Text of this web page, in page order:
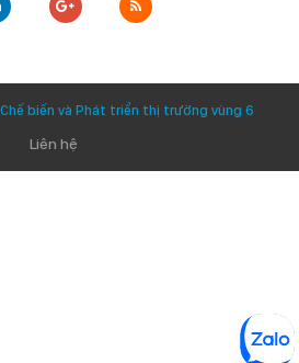
biến và Phát triển thị trường vùng 6
Liên hệ